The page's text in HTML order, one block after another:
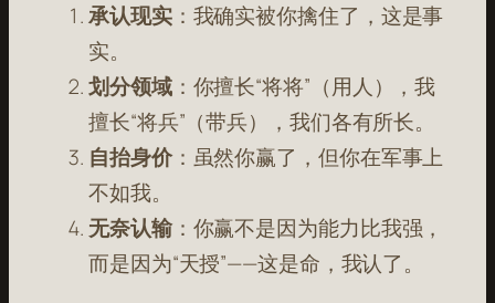
承认现实：我确实被你擒住了，这是事
实。
划分领域：你擅长“将将”（用人），我
擅长“将兵”（带兵），我们各有所长。
自抬身价：虽然你赢了，但你在军事上
不如我。
无奈认输：你赢不是因为能力比我强，
而是因为“天授”——这是命，我认了。